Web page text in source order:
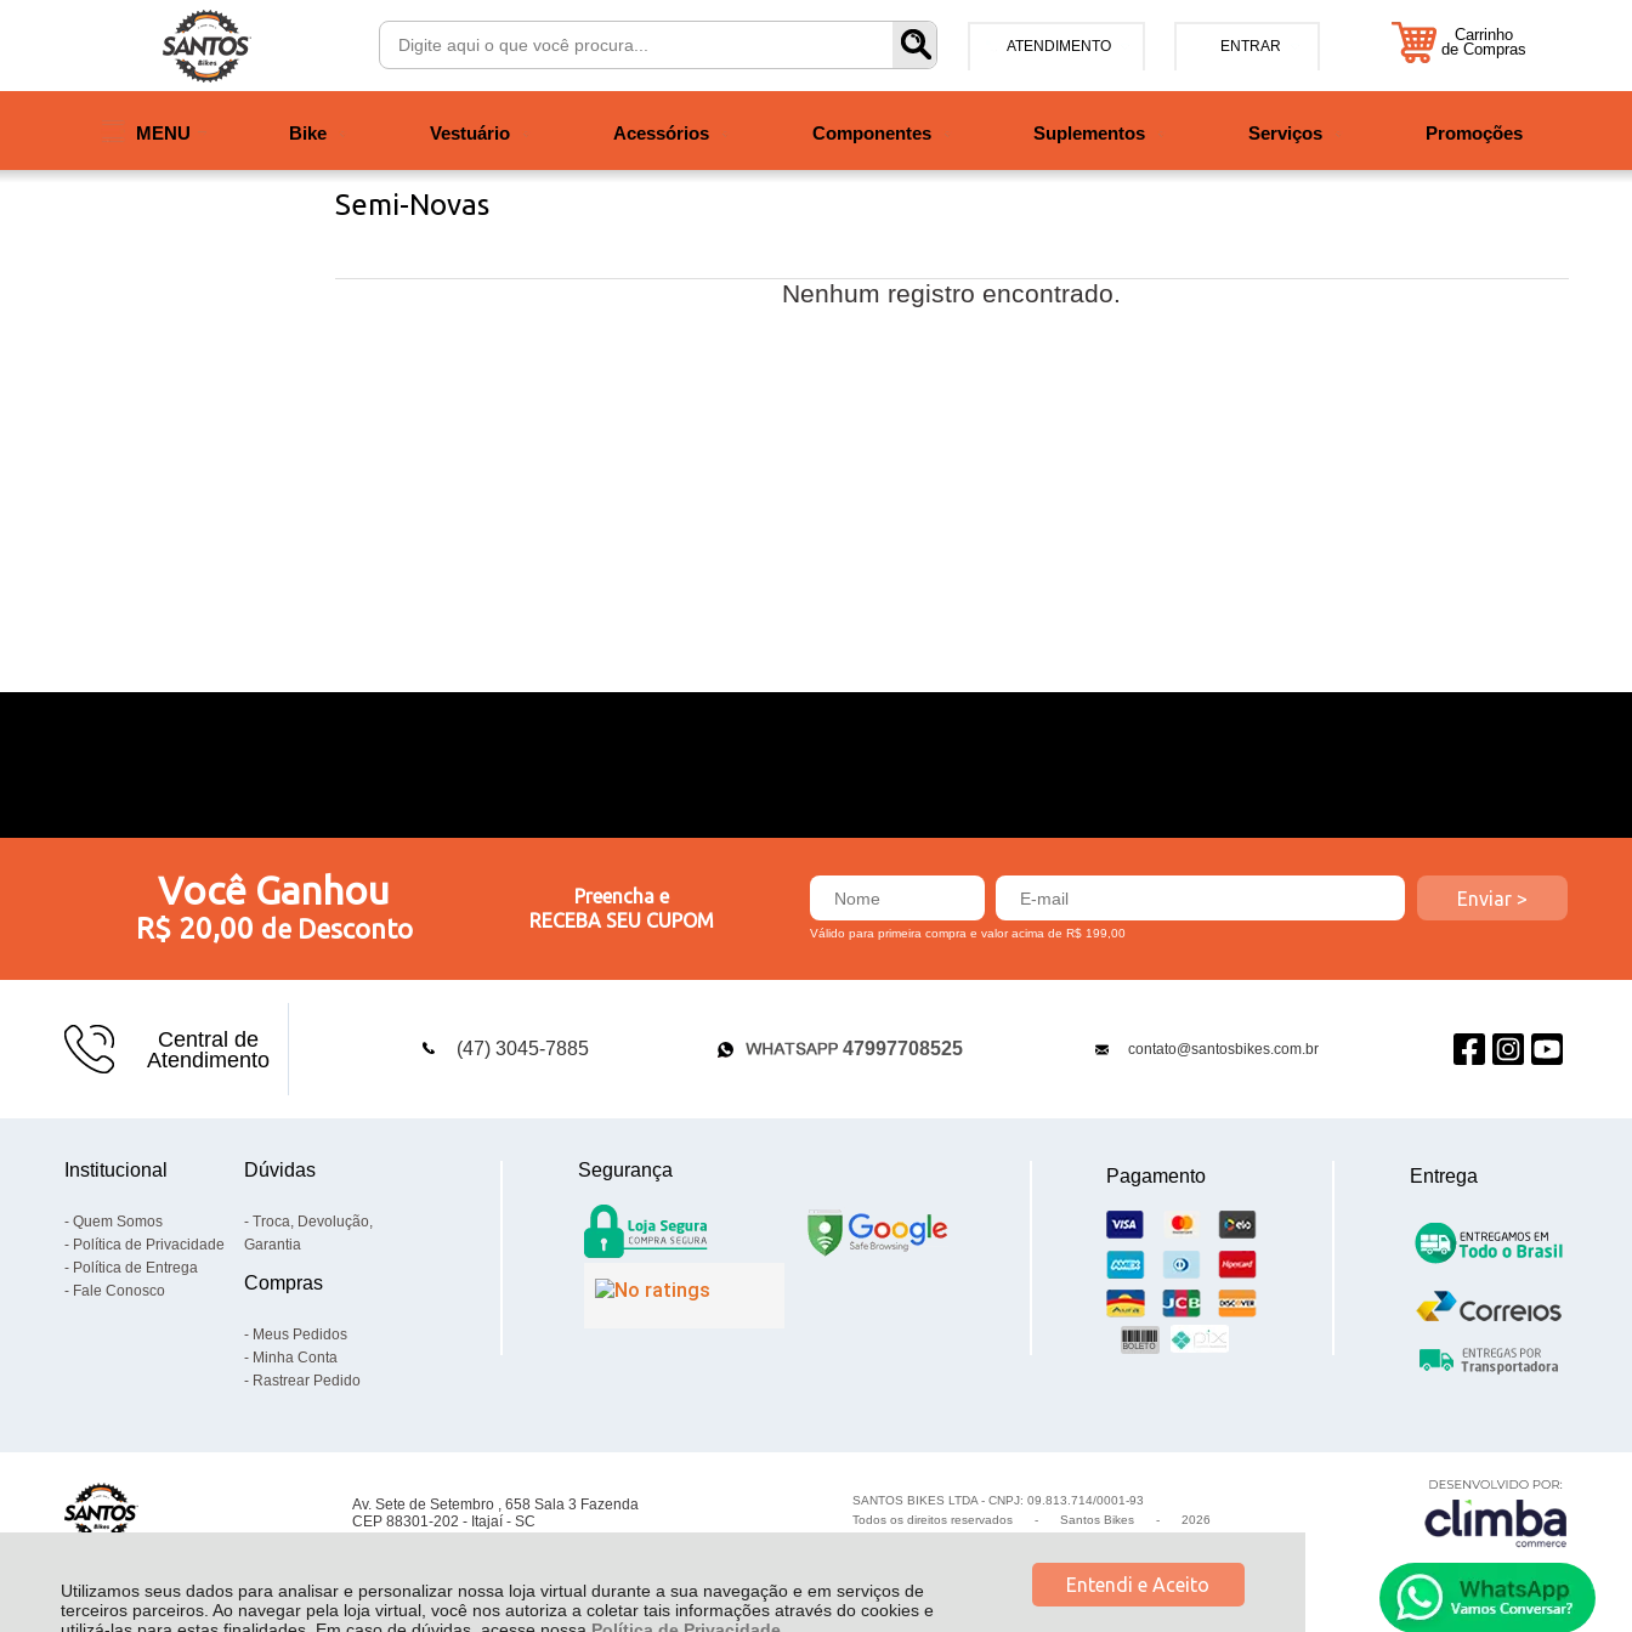
Utilizamos seus dados para analisar e personalizar nossa loja virtual durante a sua navegação e em serviços de
terceiros parceiros. Ao navegar pela loja virtual, você nos autoriza a coletar tais informações através do cookies e
Entendi e Aceito
ATENDIMENTO
47997708525
ENTRAR
Carrinho
de Compras
MENU Bike Vestuário Acessórios Componentes Suplementos Serviços Promoções
Semi-Novas
Nenhum registro encontrado.
Você Ganhou
R$ 20,00 de Desconto
Preencha e
RECEBA SEU CUPOM
Válido para primeira compra e valor acima de R$ 199,00
Central de
Atendimento
(47) 3045-7885 47997708525 contato@santosbikes.com.br
Institucional
Quem Somos
Política de Privacidade
Política de Entrega
Fale Conosco
Dúvidas
Troca, Devolução,
Garantia
Compras
Meus Pedidos
Minha Conta
Rastrear Pedido
Segurança Pagamento Entrega
Av. Sete de Setembro , 658 Sala 3 Fazenda
CEP 88301-202 - Itajaí - SC
SANTOS BIKES LTDA - CNPJ: 09.813.714/0001-93
Todos os direitos reservados
- Santos Bikes - 2026